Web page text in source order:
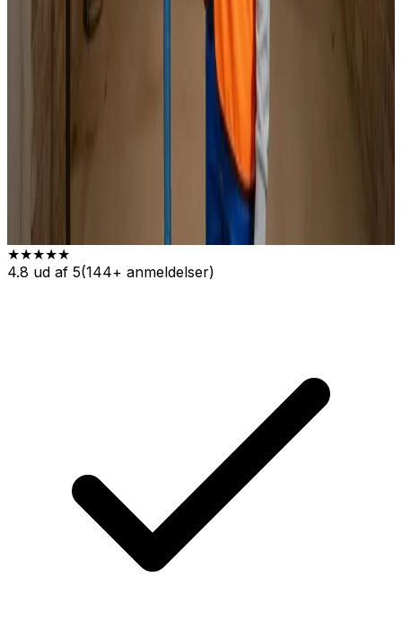
★★★★★
4.8 ud af 5(144+ anmeldelser)